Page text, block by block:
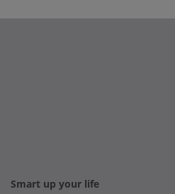
Smart up your life